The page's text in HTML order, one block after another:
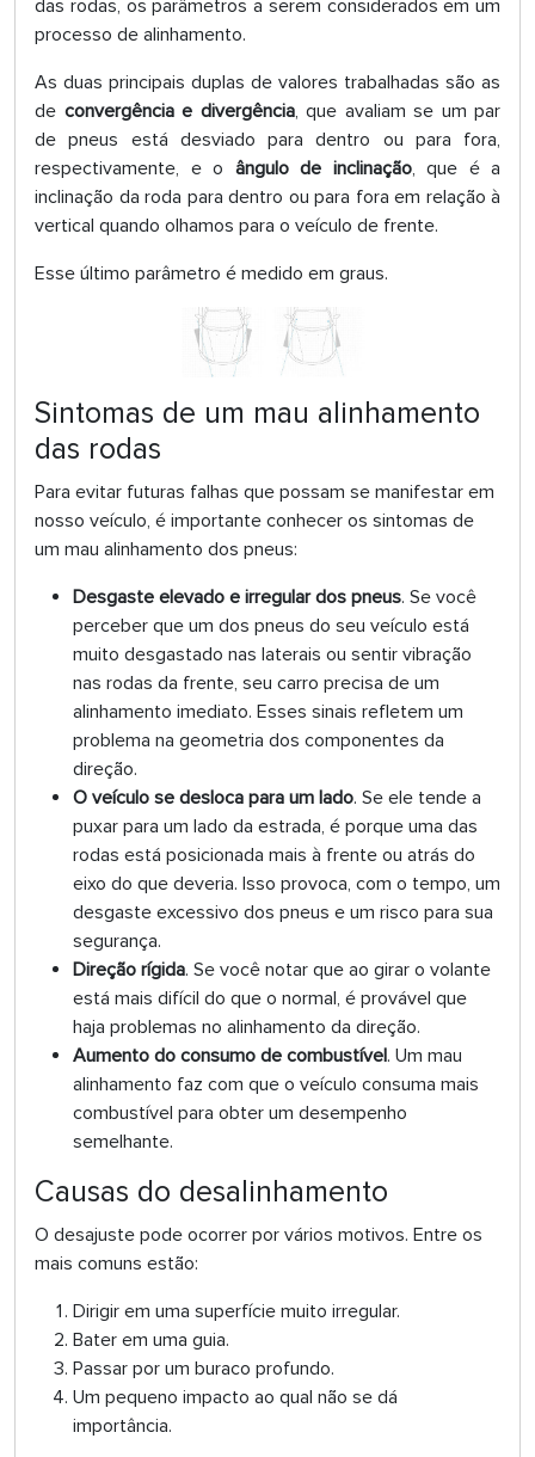
das rodas, os parâmetros a serem considerados em um
processo de alinhamento.
As duas principais duplas de valores trabalhadas são as
de convergência e divergência, que avaliam se um par
de pneus está desviado para dentro ou para fora,
respectivamente, e o ângulo de inclinação, que é a
inclinação da roda para dentro ou para fora em relação à
vertical quando olhamos para o veículo de frente.
Esse último parâmetro é medido em graus.
Sintomas de um mau alinhamento
das rodas
Para evitar futuras falhas que possam se manifestar em
nosso veículo, é importante conhecer os sintomas de
um mau alinhamento dos pneus:
Desgaste elevado e irregular dos pneus. Se você
perceber que um dos pneus do seu veículo está
muito desgastado nas laterais ou sentir vibração
nas rodas da frente, seu carro precisa de um
alinhamento imediato. Esses sinais refletem um
problema na geometria dos componentes da
direção.
O veículo se desloca para um lado. Se ele tende a
puxar para um lado da estrada, é porque uma das
rodas está posicionada mais à frente ou atrás do
eixo do que deveria. Isso provoca, com o tempo, um
desgaste excessivo dos pneus e um risco para sua
segurança.
Direção rígida. Se você notar que ao girar o volante
está mais difícil do que o normal, é provável que
haja problemas no alinhamento da direção.
Aumento do consumo de combustível. Um mau
alinhamento faz com que o veículo consuma mais
combustível para obter um desempenho
semelhante.
Causas do desalinhamento
O desajuste pode ocorrer por vários motivos. Entre os
mais comuns estão:
Dirigir em uma superfície muito irregular.
Bater em uma guia.
Passar por um buraco profundo.
Um pequeno impacto ao qual não se dá
importância.